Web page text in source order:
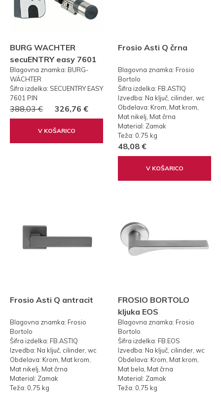
BURG WACHTER
secuENTRY easy 7601
PIN KODA
Blagovna znamka: BURG-
WÄCHTER
Šifra izdelka: SECUENTRY EASY
7601 PIN
388,03 € 326,76 €
V KOŠARICO
Frosio Asti Q črna
Blagovna znamka: Frosio
Bortolo
Šifra izdelka: FB.ASTIQ
Izvedba: Na ključ, cilinder, wc
Obdelava: Krom, Mat krom,
Mat nikelj, Mat črna
Material: Zamak
Teža: 0,75 kg
48,08 €
V KOŠARICO
Frosio Asti Q antracit
Blagovna znamka: Frosio
Bortolo
Šifra izdelka: FB.ASTIQ
Izvedba: Na ključ, cilinder, wc
Obdelava: Krom, Mat krom,
Mat nikelj, Mat črna
Material: Zamak
Teža: 0,75 kg
FROSIO BORTOLO
kljuka EOS
Blagovna znamka: Frosio
Bortolo
Šifra izdelka: FB.EOS
Izvedba: Na ključ, cilinder, wc
Obdelava: Krom, Mat krom,
Mat bela, Mat črna
Material: Zamak
Teža: 0,75 kg